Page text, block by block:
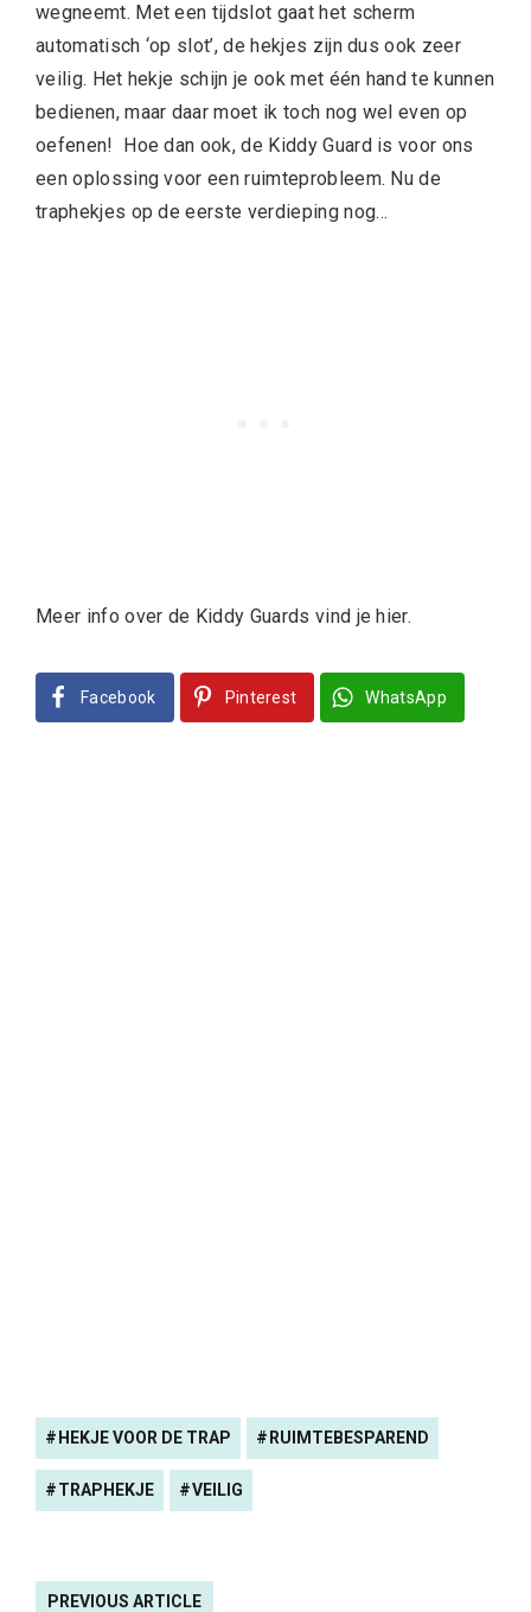
wegneemt. Met een tijdslot gaat het scherm
automatisch ‘op slot’, de hekjes zijn dus ook zeer
veilig. Het hekje schijn je ook met één hand te kunnen
bedienen, maar daar moet ik toch nog wel even op
oefenen! Hoe dan ook, de Kiddy Guard is voor ons
een oplossing voor een ruimteprobleem. Nu de
traphekjes op de eerste verdieping nog…
Meer info over de Kiddy Guards vind je hier.
Facebook Pinterest WhatsApp
HEKJE VOOR DE TRAP RUIMTEBESPAREND
TRAPHEKJE VEILIG
PREVIOUS ARTICLE